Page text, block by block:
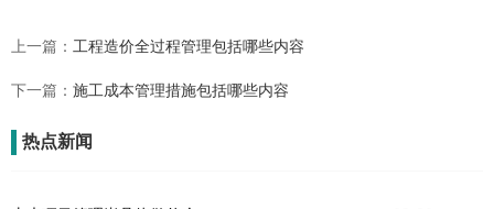
上一篇： 工程造价全过程管理包括哪些内容
下一篇： 施工成本管理措施包括哪些内容
热点新闻